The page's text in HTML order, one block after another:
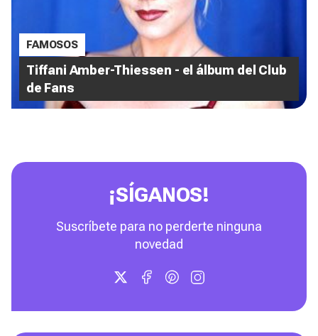
FAMOSOS
Tiffani Amber-Thiessen - el álbum del Club
de Fans
¡SÍGANOS!
Suscríbete para no perderte ninguna
novedad